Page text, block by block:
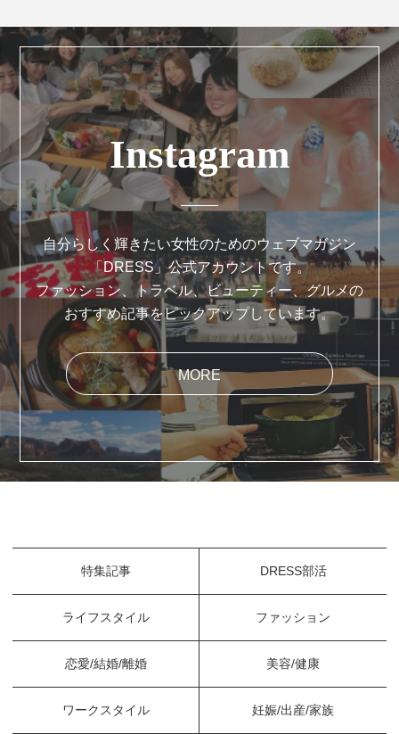
Instagram
自分らしく輝きたい女性のためのウェブマガジン
「DRESS」公式アカウントです。
ファッション、トラベル、ビューティー、グルメの
おすすめ記事をピックアップしています。
MORE
特集記事 DRESS部活
ライフスタイル ファッション
恋愛/結婚/離婚 美容/健康
ワークスタイル 妊娠/出産/家族